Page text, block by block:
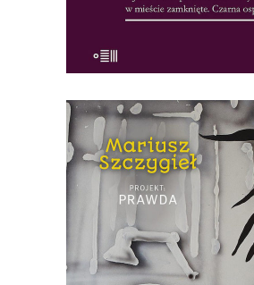
KSIĄŻKA DO
[EBOOK] Mariusz
PROJEKT
„Projekt: prawda” to
polskim rynku
nie było. Książka ta jest
który składają się